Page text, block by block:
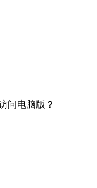
问电脑版？